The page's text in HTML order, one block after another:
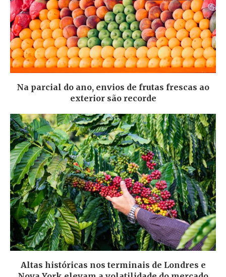
Na parcial do ano, envios de frutas frescas ao
exterior são recorde
Altas históricas nos terminais de Londres e